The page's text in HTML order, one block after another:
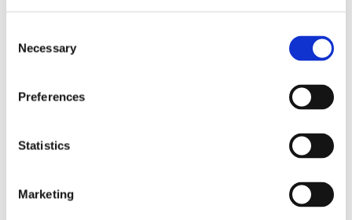
Selection
Necessary
Preferences
Statistics
Marketing